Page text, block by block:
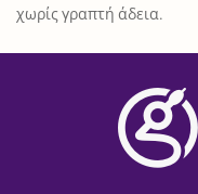
χωρίς γραπτή άδεια.